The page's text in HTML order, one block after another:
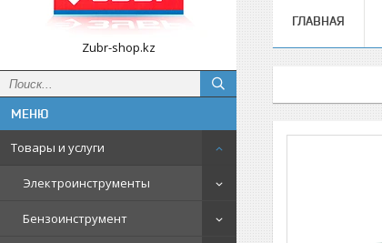
Zubr-shop.kz
Товары и услуги
Электроинструменты
Бензоинструмент
ГЛАВНАЯ